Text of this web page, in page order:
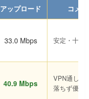
アップロード コメ
33.0 Mbps 安定・十分
40.9 Mbps
VPN通して
落ちず優秀